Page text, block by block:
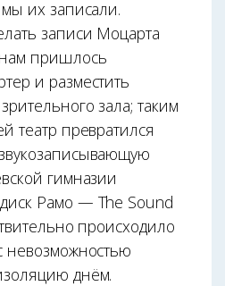
их записали.
записи Моцарта
пришлось
и разместить
зала; таким
театр превратился
гимназии
Рамо — The Sound
происходило
невозможностью
днём.